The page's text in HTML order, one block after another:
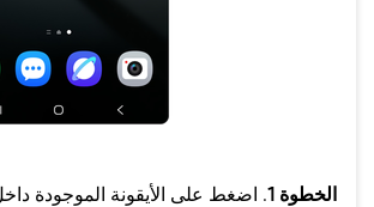
الخطوة 1
. اضغط على الأيقونة الموجودة